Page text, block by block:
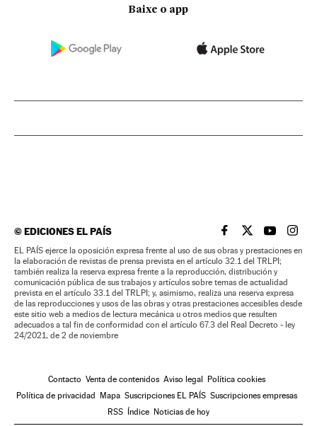
Baixe o app
©EDICIONES EL PAÍS EL PAÍS BRASIL EN
EL PAÍSEL PAÍS
EL
EL PAÍS ejerce la oposición expresa frente al uso de sus obras y prestaciones en
la elaboración de revistas de prensa prevista en el artículo 32.1 del TRLPI;
también realiza la reserva expresa frente a la reproducción, distribución y
comunicación pública de sus trabajos y artículos sobre temas de actualidad
prevista en el artículo 33.1 del TRLPI; y, asimismo, realiza una reserva expresa
de las reproducciones y usos de las obras y otras prestaciones accesibles desde
este sitio web a medios de lectura mecánica u otros medios que resulten
adecuados a tal fin de conformidad con el artículo 67.3 del Real Decreto - ley
24/2021, de 2 de noviembre
Contacto Venta de contenidos Aviso legal
Política cookies
Política de privacidad
Mapa Suscripciones EL PAÍS Suscripciones empresas
RSS
Índice Noticias de hoy